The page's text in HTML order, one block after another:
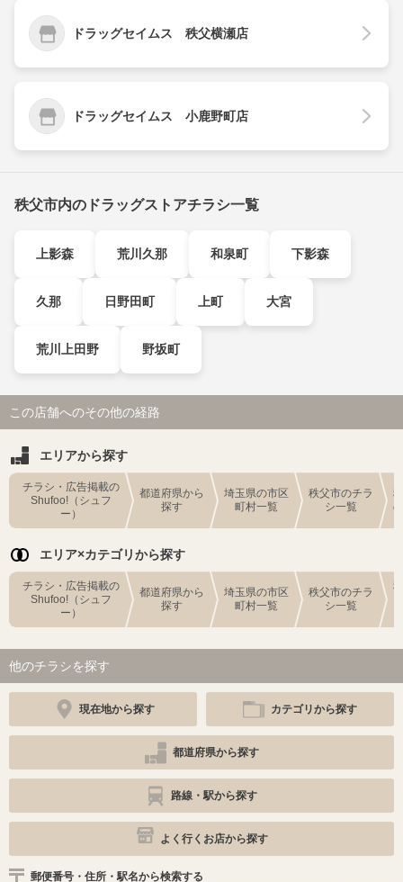
ドラッグセイムス 秩父横瀬店
ドラッグセイムス 小鹿野町店
秩父市内のドラッグストアチラシ一覧
上影森 荒川久那 和泉町 下影森
久那 日野田町 上町 大宮
荒川上田野 野坂町
この店舗へのその他の経路
エリアから探す
チラシ・広告掲載の
Shufoo!（シュフ
ー）
都道府県から
探す
埼玉県の市区
町村一覧
秩父市のチラ
シ一覧
エリア×カテゴリから探す
チラシ・広告掲載の
Shufoo!（シュフ
ー）
都道府県から
探す
埼玉県の市区
町村一覧
秩父市のチラ
シ一覧
他のチラシを探す
現在地から探す カテゴリから探す
都道府県から探す
路線・駅から探す
よく行くお店から探す
郵便番号・住所・駅名から検索する